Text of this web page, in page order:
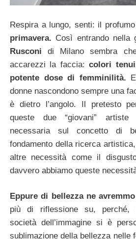
Respira a lungo, senti: il
primavera. Così entrando nella
Rusconi di Milano sembra
accarezzi la faccia:colori
potente dose di femminilità.
donne nascondono sempre una
è dietro l’angolo. Il pretesto
queste due “giovani”
necessaria sul concetto di
fondamento della ricerca
altre necessità come il
davvero abbiamo queste
Eppure di bellezza ne
più di riflessione su, perché,
società dell’immagine si è
sublimazione della bellezza nelle